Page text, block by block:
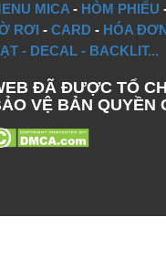
MICA - HÒM PHIẾU
RƠI -CARD - HÓA
- DECAL - BACKLIT...
ĐÃ ĐƯỢC TỔ
VỆ BẢN QUYỀN